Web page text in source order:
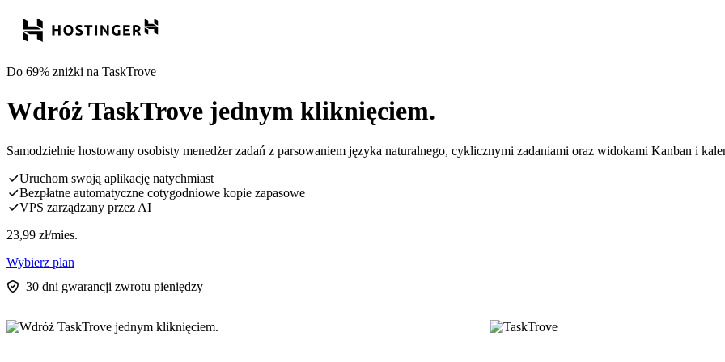
Do 69% zniżki na TaskTrove
Wdróż TaskTrove jednym kliknięciem.
Samodzielnie hostowany osobisty menedżer zadań z parsowaniem języka naturalnego, cyklicznymi zadaniami oraz widokami Kanban i
Uruchom swoją aplikację natychmiast
Bezpłatne automatyczne cotygodniowe kopie zapasowe
VPS zarządzany przez AI
23,99 zł/mies.
Wybierz plan
30 dni gwarancji zwrotu pieniędzy